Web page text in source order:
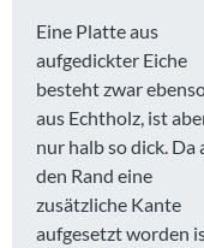
Eine Platte aus
aufgedickter Eiche
besteht zwar
aus Echtholz, ist
nur halb so dick. Da
den Rand eine
zusätzliche Kante
aufgesetzt worden